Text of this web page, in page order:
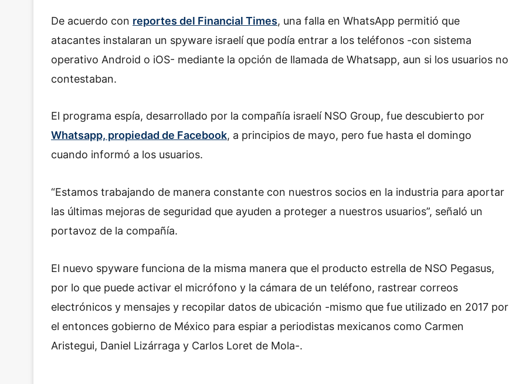
De acuerdo con reportes del Financial Times, una falla en WhatsApp permitió que
atacantes instalaran un spyware israelí que podía entrar a los teléfonos -con sistema
operativo Android o iOS- mediante la opción de llamada de Whatsapp, aun si los usuarios no
contestaban.
El programa espía, desarrollado por la compañía israelí NSO Group, fue descubierto por
Whatsapp, propiedad de Facebook, a principios de mayo, pero fue hasta el domingo
cuando informó a los usuarios.
“Estamos trabajando de manera constante con nuestros socios en la industria para aportar
las últimas mejoras de seguridad que ayuden a proteger a nuestros usuarios”, señaló un
portavoz de la compañía.
El nuevo spyware funciona de la misma manera que el producto estrella de NSO Pegasus,
por lo que puede activar el micrófono y la cámara de un teléfono, rastrear correos
electrónicos y mensajes y recopilar datos de ubicación -mismo que fue utilizado en 2017 por
el entonces gobierno de México para espiar a periodistas mexicanos como Carmen
Aristegui, Daniel Lizárraga y Carlos Loret de Mola-.